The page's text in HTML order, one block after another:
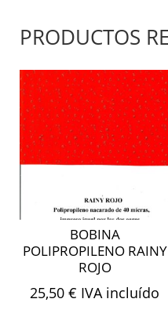
PRODUCTOS
BOBINA
POLIPROPILENO RAINY
ROJO
25,50€ IVA incluído